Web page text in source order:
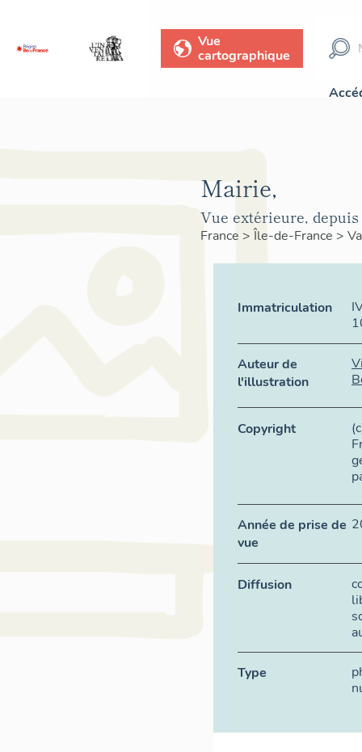
Vue
cartographique
Mairie,
Vue extérieure, depuis
France >Île-de-France >
Immatriculation
Auteur de
l'illustration
Copyright
Année de prise de
vue
Diffusion
Type